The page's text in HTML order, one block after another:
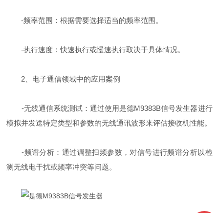
-频率范围：根据需要选择适当的频率范围。
-执行速度：快速执行或慢速执行取决于具体情况。
2、电子通信领域中的应用案例
-无线通信系统测试：通过使用是德M9383B信号发生器进行
模拟并发送特定类型和参数的无线通讯波形来评估接收机性能。
-频谱分析：通过调整扫频参数，对信号进行频谱分析以检
测无线电干扰或频率冲突等问题。